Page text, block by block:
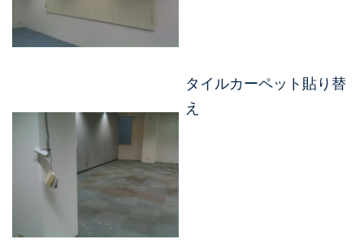
タイルカーペット貼り替
え